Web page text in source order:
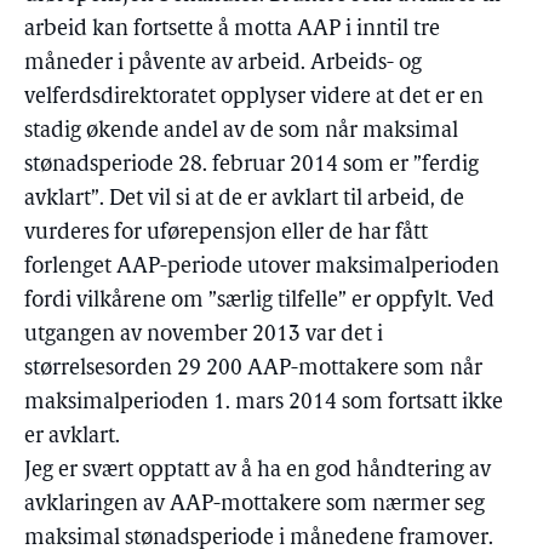
arbeid kan fortsette å motta AAP i inntil tre
måneder i påvente av arbeid. Arbeids- og
velferdsdirektoratet opplyser videre at det er en
stadig økende andel av de som når maksimal
stønadsperiode 28. februar 2014 som er ”ferdig
avklart”. Det vil si at de er avklart til arbeid, de
vurderes for uførepensjon eller de har fått
forlenget AAP-periode utover maksimalperioden
fordi vilkårene om ”særlig tilfelle” er oppfylt. Ved
utgangen av november 2013 var det i
størrelsesorden 29 200 AAP-mottakere som når
maksimalperioden 1. mars 2014 som fortsatt ikke
er avklart.
Jeg er svært opptatt av å ha en god håndtering av
avklaringen av AAP-mottakere som nærmer seg
maksimal stønadsperiode i månedene framover.